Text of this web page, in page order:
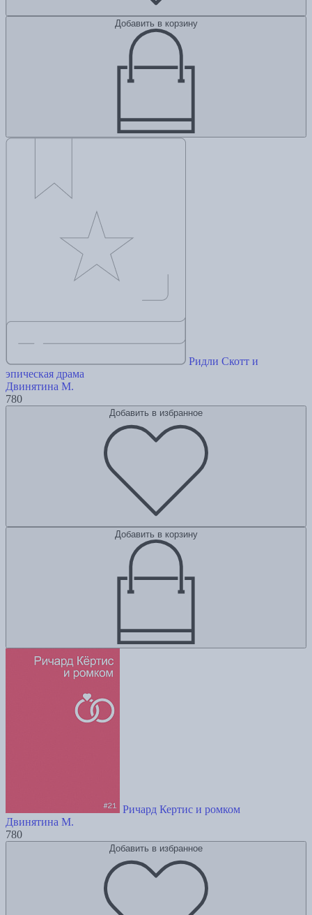
Добавить в корзину
Ридли Скотт и
эпическая драма
Двинятина М.
780
Добавить в избранное
Добавить в корзину
Ричард Кертис и ромком
Двинятина М.
780
Добавить в избранное